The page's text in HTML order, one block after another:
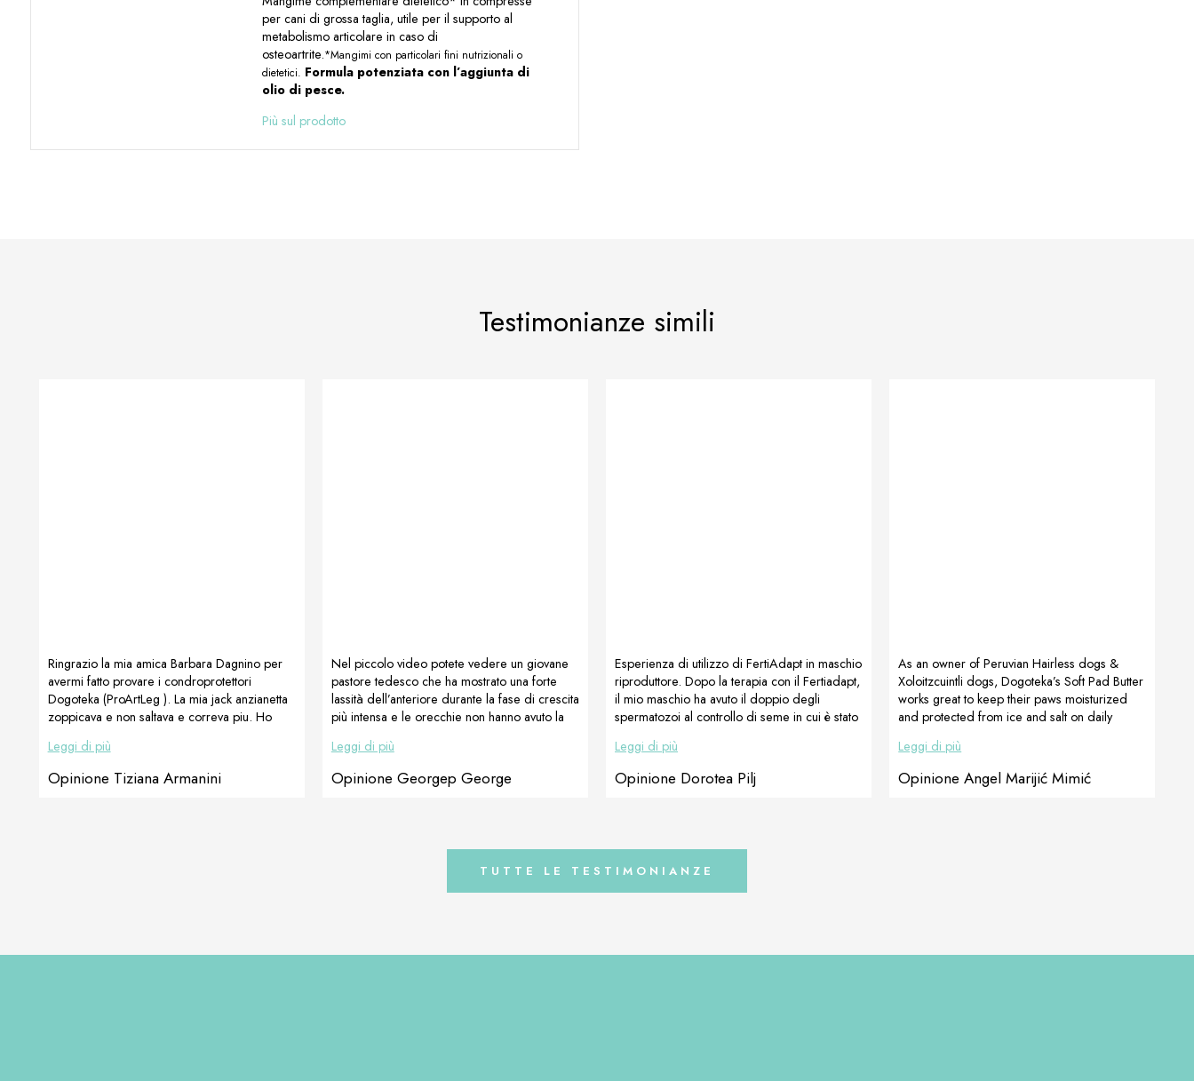
per cani di grossa taglia, utile per il supporto al
metabolismo articolare in caso di
osteoartrite.*Mangimi con particolari fini nutrizionali o
dietetici. Formula potenziata con l’aggiunta di
olio di pesce.
Più sul prodotto
Testimonianze simili
Ringrazio la mia amica Barbara Dagnino per
avermi fatto provare i condroprotettori
Dogoteka (ProArtLeg ). La mia jack anzianetta
zoppicava e non saltava e correva piu. Ho
dalla prima settimana si vedevano notevoli
progressi. Ora e dinuovo la jack di prima che
salta da sola su letto, sedie e divani e corre
Leggi di più
Opinione Tiziana Armanini
Nel piccolo video potete vedere un giovane
pastore tedesco che ha mostrato una forte
lassità dell’anteriore durante la fase di crescita
più intensa e le orecchie non hanno avuto la
combinazione TRIS di DOGOteka, le
orecchie si sono alzate in 6 settimane e le
zampe anteriori si sono raddrizzate
Leggi di più
Opinione Georgep George
Esperienza di utilizzo di FertiAdapt in maschio
riproduttore. Dopo la terapia con il Fertiadapt,
il mio maschio ha avuto il doppio degli
spermatozoi al controllo di seme in cui è stato
rispetto a prima. Dorotea Pilj, Flame of the
Titans Rottweilers Croazia
Leggi di più
Opinione Dorotea Pilj
As an owner of Peruvian Hairless dogs &
Xoloitzcuintli dogs, Dogoteka’s Soft Pad Butter
works great to keep their paws moisturized
and protected from ice and salt on daily
Marijić Mimić
Leggi di più
Opinione Angel Marijić Mimić
TUTTE LE TESTIMONIANZE